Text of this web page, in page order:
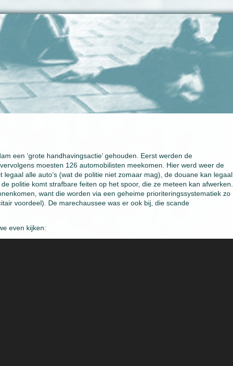
een ‘grote handhavingsactie’ gehouden. Eerst werden de
moesten 126 automobilisten meekomen. Hier werd weer de
alle auto’s (wat de politie niet zomaar mag), de douane kan legaal
politie komt strafbare feiten op het spoor, die ze meteen kan afwerken.
want die worden via een geheime prioriteringssystematiek zo
voordeel). De marechaussee was er ook bij, die scande
even kijken: